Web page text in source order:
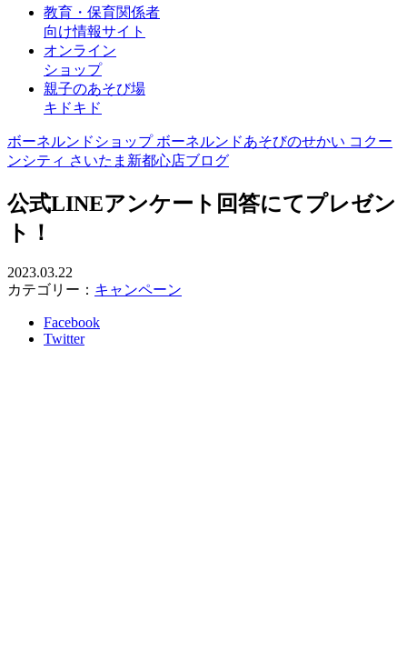
教育・保育関係者
向け情報サイト
オンライン
ショップ
親子のあそび場
キドキド
ボーネルンドショップ ボーネルンドあそびのせかい コクー
ンシティ さいたま新都心店ブログ
公式LINEアンケート回答にてプレゼン
ト！
2023.03.22
カテゴリー： キャンペーン
Facebook
Twitter